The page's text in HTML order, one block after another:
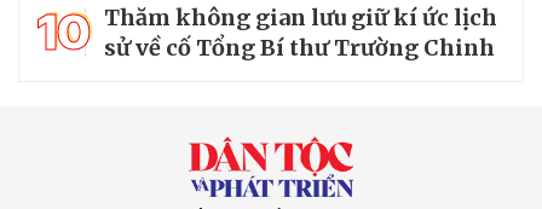
10 Thăm không gian lưu giữ kí ức lịch
sử về cố Tổng Bí thư Trường Chinh